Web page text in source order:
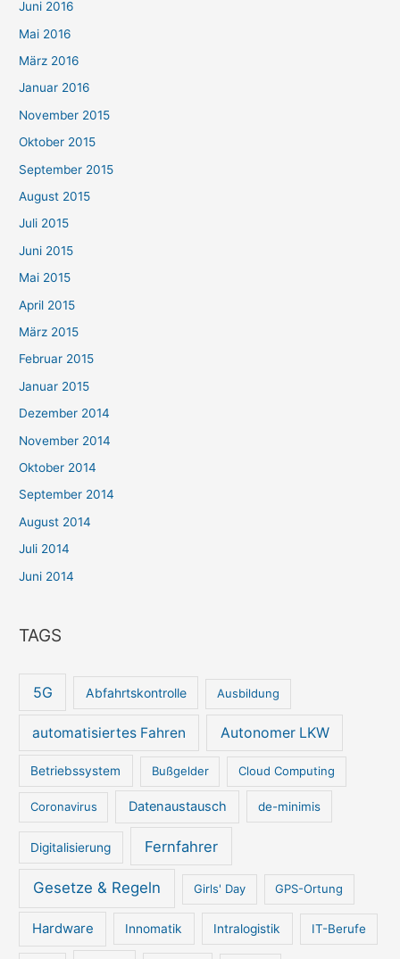
Juni 2016
Mai 2016
März 2016
Januar 2016
November 2015
Oktober 2015
September 2015
August 2015
Juli 2015
Juni 2015
Mai 2015
April 2015
März 2015
Februar 2015
Januar 2015
Dezember 2014
November 2014
Oktober 2014
September 2014
August 2014
Juli 2014
Juni 2014
TAGS
5G Abfahrtskontrolle Ausbildung
automatisiertes Fahren Autonomer LKW
Betriebssystem Bußgelder Cloud Computing
Coronavirus Datenaustausch de-minimis
Digitalisierung Fernfahrer
Gesetze & Regeln Girls' Day GPS-Ortung
Hardware Innomatik Intralogistik IT-Berufe